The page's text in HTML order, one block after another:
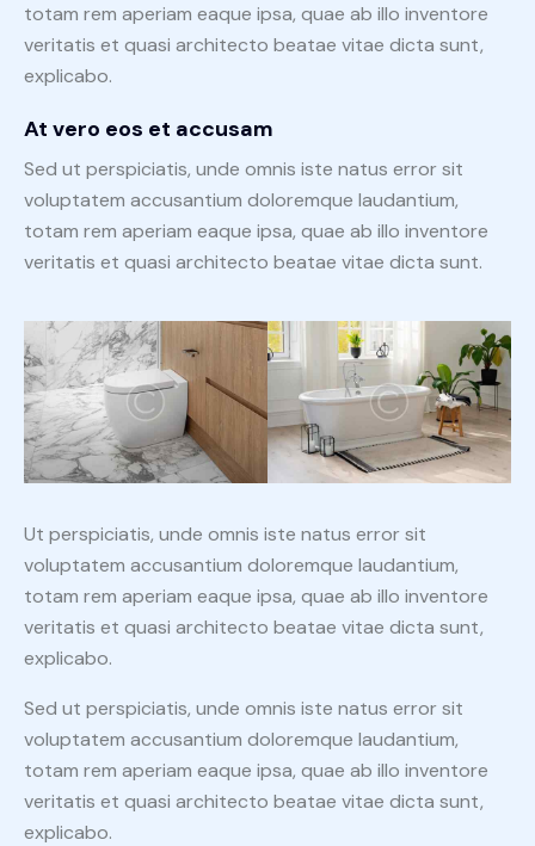
totam rem aperiam eaque ipsa, quae ab illo inventore
veritatis et quasi architecto beatae vitae dicta sunt,
explicabo.
At vero eos et accusam
Sed ut perspiciatis, unde omnis iste natus error sit
voluptatem accusantium doloremque laudantium,
totam rem aperiam eaque ipsa, quae ab illo inventore
veritatis et quasi architecto beatae vitae dicta sunt.
Ut perspiciatis, unde omnis iste natus error sit
voluptatem accusantium doloremque laudantium,
totam rem aperiam eaque ipsa, quae ab illo inventore
veritatis et quasi architecto beatae vitae dicta sunt,
explicabo.
Sed ut perspiciatis, unde omnis iste natus error sit
voluptatem accusantium doloremque laudantium,
totam rem aperiam eaque ipsa, quae ab illo inventore
veritatis et quasi architecto beatae vitae dicta sunt,
explicabo.